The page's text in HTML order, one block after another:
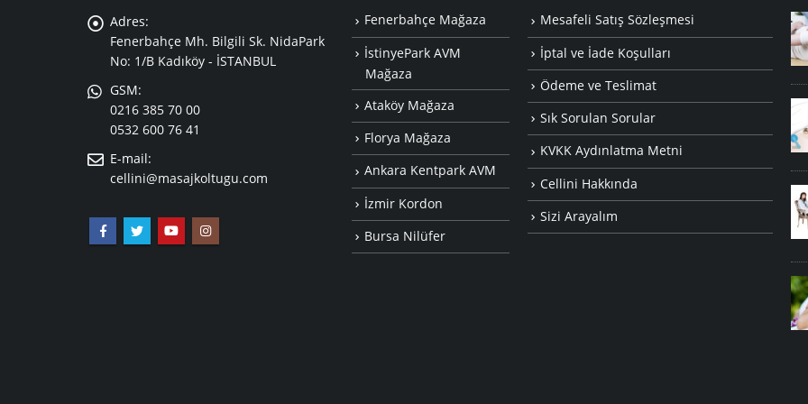
Adres:
Fenerbahçe Mh. Bilgili Sk. NidaPark
No: 1/B Kadıköy - İSTANBUL
GSM:
0216 385 70 00
0532 600 76 41
E-mail:
cellini@masajkoltugu.com
Fenerbahçe Mağaza
İstinyePark AVM
Mağaza
Ataköy Mağaza
Florya Mağaza
Ankara Kentpark AVM
İzmir Kordon
Bursa Nilüfer
Mesafeli Satış Sözleşmesi
İptal ve İade Koşulları
Ödeme ve Teslimat
Sık Sorulan Sorular
KVKK Aydınlatma Metni
Cellini Hakkında
Sizi Arayalım
Masaj ile İlgili Tıbbi Açıklamalar
Nisan 9, 2017
Masaj Koltuğu Teknolojisi
Mart 18, 2017
Ayak Masajının Sağlığımıza Olumlu
Şubat 13, 2017
Yeni Ayak Masaj Aleti (A06)
Aralık 6, 2018
A05 Ayak Masaj Aleti
Ağustos 4, 2018
3D – 4D – 5D Masaj Koltuğu Özellikleri
Nedir?